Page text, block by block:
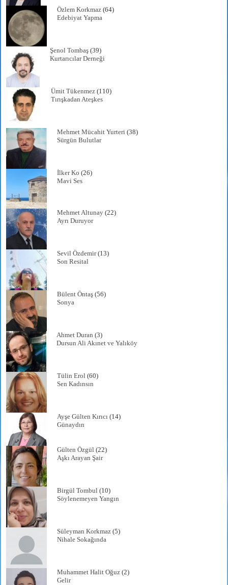
Özlem Korkmaz (64)
Edebiyat Yapma
Şenol Tombaş (39)
Kurtarıcılar Derneği
Ümit Tükenmez (110)
Tırışkadan Ateşkes
Mehmet Mücahit Yurteri (38)
Sürgün Bulutlar
İlker Ko (26)
Mavi Ses
Mehmet Altunay (22)
Ayrı Duruyor
Sevil Özdemir(13)
Son Resital
Bülent Öntaş (56)
Sonya
Ahmet Duran (3)
Dursun Ali Akınet ve Yalıköy
Tülin Erol (60)
Sen Kadınsın
Ayşe Gülten Kırıcı (14)
Günaydın
Gülten Özgül (22)
Aşkı Arayan Şair
Birgül Tombul (10)
Söylenemeyen Yangın
Süleyman Korkmaz (5)
Nihale Sokağında
Muhammet Halit Oğuz (2)
Gelir